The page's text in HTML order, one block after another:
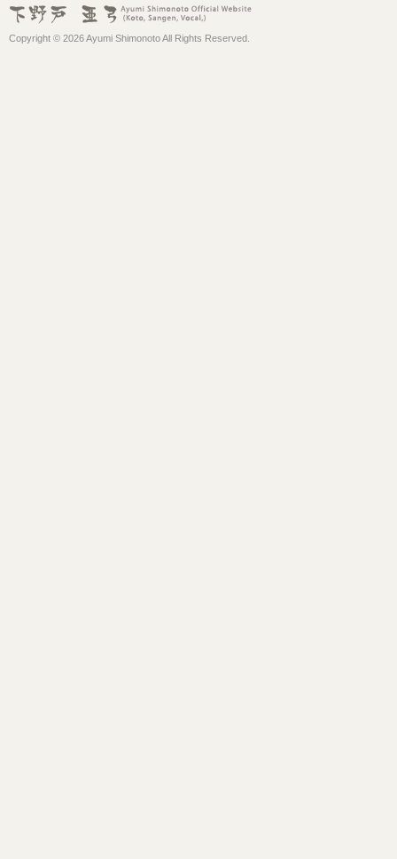
Copyright © 2026 Ayumi Shimonoto All Rights Reserved.